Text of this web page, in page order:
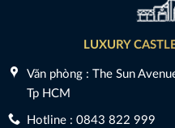
LUXURY
Văn phòng : The Sun
Tp HCM
Hotline : 0843 822 999